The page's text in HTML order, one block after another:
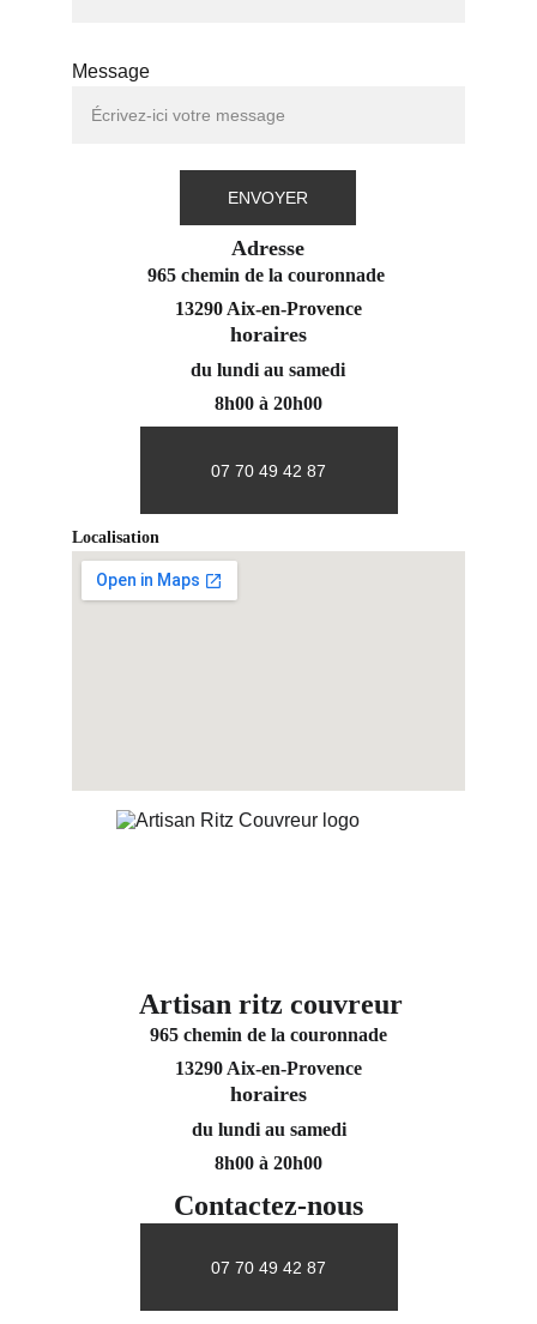
Message
ENVOYER
Adresse
965 chemin de la couronnade
13290 Aix-en-Provence
07 70 49 42 87
Localisation
horaires
du lundi au samedi
8h00 à 20h00
Contactez-nous
07 70 49 42 87
Artisan ritz couvreur
965 chemin de la couronnade
13290 Aix-en-Provence
horaires
du lundi au samedi
8h00 à 20h00